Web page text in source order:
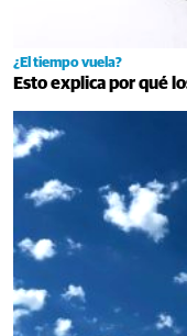
¿El tiempo vuela?
Esto explica por qué